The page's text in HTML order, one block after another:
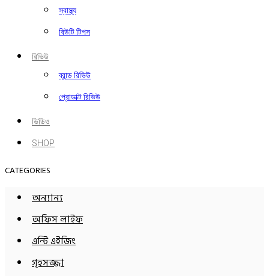
স্বাস্থ্য
বিউটি টিপস
রিভিউ
ব্রান্ড রিভিউ
প্রোডাক্ট রিভিউ
ভিডিও
SHOP
CATEGORIES
অন্যান্য
অফিস লাইফ
এন্টি এইজিং
গৃহসজ্জা